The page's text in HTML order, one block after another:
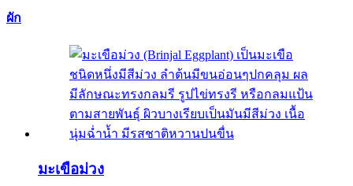
ผัก
มะเขือม่วง